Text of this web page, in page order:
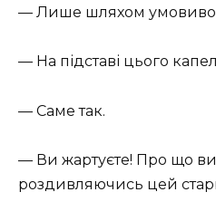
— Лише шляхом
— На підставі цього
— Саме так.
— Ви жартуєте! Про що ви
роздивляючись цей